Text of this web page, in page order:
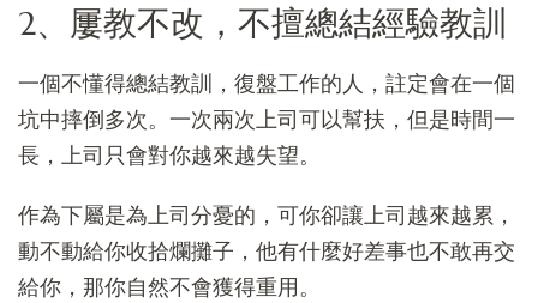
2、屢教不改，不擅總結經驗教訓
一個不懂得總結教訓，復盤工作的人，註定會在一個
坑中摔倒多次。一次兩次上司可以幫扶，但是時間一
長，上司只會對你越來越失望。
作為下屬是為上司分憂的，可你卻讓上司越來越累，
動不動給你收拾爛攤子，他有什麼好差事也不敢再交
給你，那你自然不會獲得重用。